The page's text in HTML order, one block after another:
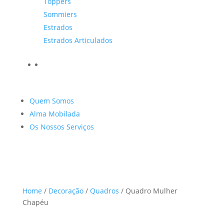
Sommiers
Estrados
Estrados Articulados
Quem Somos
Alma Mobilada
Os Nossos Serviços
Home / Decoração/ Quadros / Quadro Mulher
Chapéu